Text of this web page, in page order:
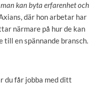
kan byta erfarenhet och
där hon arbetar har
närmare på hur de kan
en spännande bransch.
du får jobba med ditt